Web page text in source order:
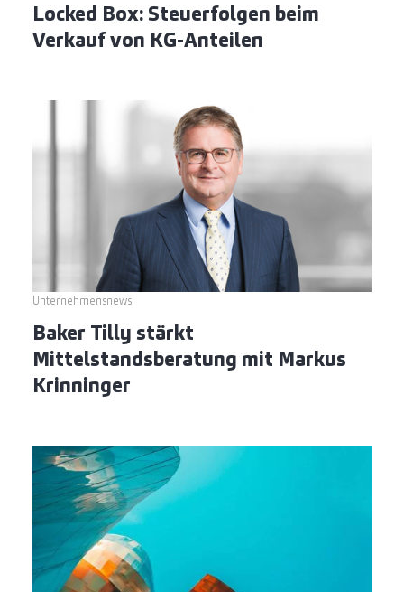
Locked Box: Steuerfolgen beim
Verkauf von KG-Anteilen
Unternehmensnews
Baker Tilly stärkt
Mittelstandsberatung mit Markus
Krinninger